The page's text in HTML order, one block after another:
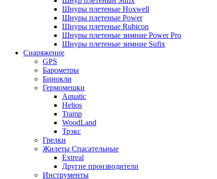
Шнуры плетеные Hoxwell
Шнуры плетеные Power
Шнуры плетеные Rubicon
Шнуры плетеные зимние Power Pro
Шнуры плетеные зимние Sufix
Снаряжение
GPS
Барометры
Бинокли
Гермомешки
Aquatic
Helios
Tramp
WoodLand
Трэкс
Грелки
Жилеты Спасательные
Extreal
Другие производители
Инструменты